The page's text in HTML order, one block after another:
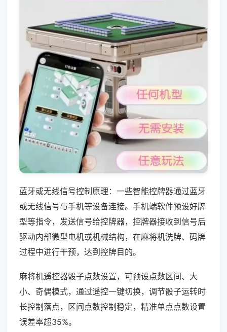
蓝牙或无线信号控制原理：一些智能控牌器通过蓝牙
或无线信号与手机等设备连接。手机端软件预设好牌
型等指令，发送信号给控牌器，控牌器接收到信号后
驱动内部微型电机或机械结构，在麻将机洗牌、码牌
过程中进行干预，达到控牌目的。
麻将机遥控器骰子点数设置，可预设点数区间、大
小、奇偶模式，通过遥控一键切换，调节骰子运转时
长控制落点，区间点数控制稳定，精准单点点数设置
误差率超35%。